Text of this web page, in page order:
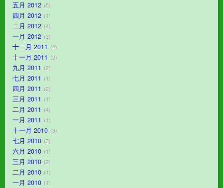
五月 2012 5
四月 2012 1
二月 2012 4
一月 2012 3
十二月 2011 4
十一月 2011 2
九月 2011 2
七月 2011 1
四月 2011 2
三月 2011 1
二月 2011 4
一月 2011 1
十一月 2010 3
七月 2010 3
六月 2010 1
三月 2010 2
二月 2010 1
一月 2010 1